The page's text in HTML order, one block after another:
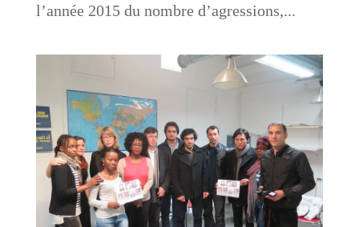
l’année 2015 du nombre d’agressions,...